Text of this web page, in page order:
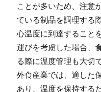
ことが多いため、注意
ている制品を調理する
心温度に到達すること
運びを考慮した場合、
る際に温度管理も大切
外食産業では、適した
あり、温度を保持する